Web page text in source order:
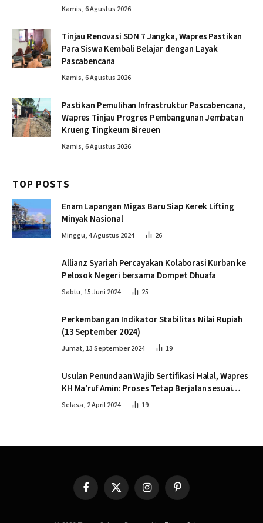
Kamis, 6 Agustus 2026
Tinjau Renovasi SDN 7 Jangka, Wapres Pastikan
Para Siswa Kembali Belajar dengan Layak
Pascabencana
Kamis, 6 Agustus 2026
Pastikan Pemulihan Infrastruktur Pascabencana,
Wapres Tinjau Progres Pembangunan Jembatan
Krueng Tingkeum Bireuen
Kamis, 6 Agustus 2026
TOP POSTS
Enam Lapangan Migas Baru Siap Kerek Lifting
Minyak Nasional
Minggu, 4 Agustus 2024 26
Allianz Syariah Percayakan Kolaborasi Kurban ke
Pelosok Negeri bersama Dompet Dhuafa
Sabtu, 15 Juni 2024 25
Perkembangan Indikator Stabilitas Nilai Rupiah
(13 September 2024)
Jumat, 13 September 2024 19
Usulan Penundaan Wajib Sertifikasi Halal, Wapres
KH Ma’ruf Amin: Proses Tetap Berjalan sesuai
Penahapan
Selasa, 2 April 2024 19
FacebookX
(Twitter)
InstagramPinterest